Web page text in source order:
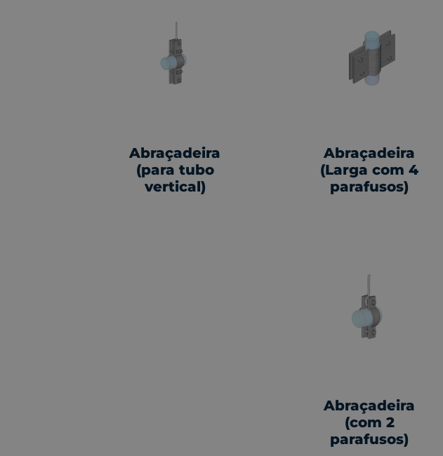
Abraçadeira
(para tubo
vertical)
Abraçadeira
(Larga com 4
parafusos)
Abraçadeira
(com 2
parafusos)